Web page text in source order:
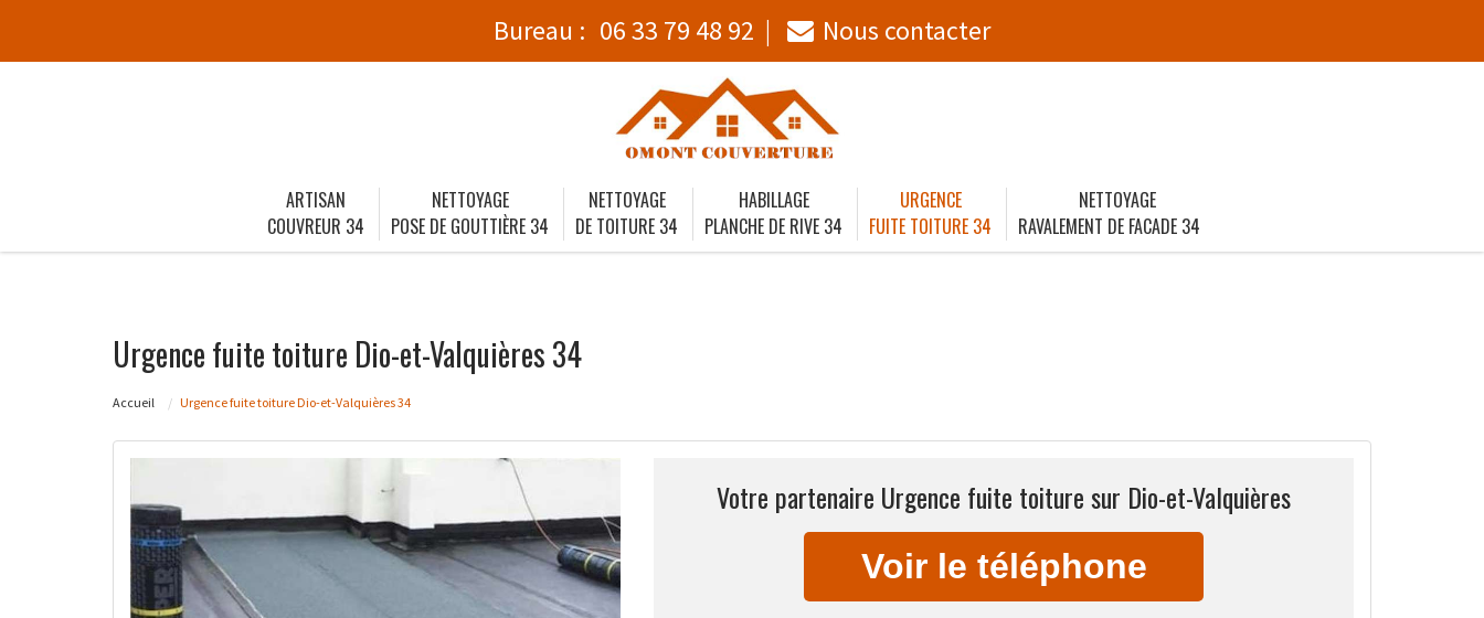
Bureau : 06 33 79 48 92 Nous contacter
ARTISAN
COUVREUR 34
NETTOYAGE
POSE DE GOUTTIÈRE 34
NETTOYAGE
DE TOITURE 34
HABILLAGE
PLANCHE DE RIVE 34
URGENCE
FUITE TOITURE 34
NETTOYAGE
RAVALEMENT DE FACADE 34
Urgence fuite toiture Dio-et-Valquières 34
Accueil Urgence fuite toiture Dio-et-Valquières 34
Votre partenaire Urgence fuite toiture sur Dio-et-Valquières